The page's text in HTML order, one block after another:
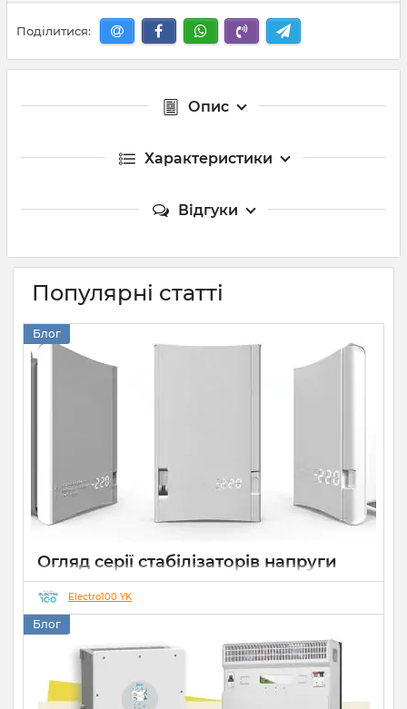
Поділитися:
Опис
Характеристики
Відгуки
Популярні статті
Блог
Огляд серії стабілізаторів напруги
Елекс АНТС: більше ніж просто
захист
22 07 2026
Electro100 YK
Блог